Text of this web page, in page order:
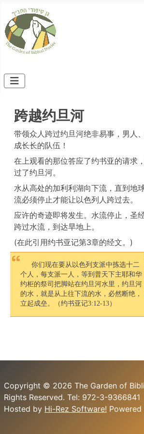
跨越约旦河
带领众人跨过约旦河绝非易事，男人
成长长的队伍！
在上观看的那位答应了约书亚的请求
过了约旦河。
水从高处的加利利湖向下流，直到地
流必须停止才能让以色列人跨过去。
应许的奇迹即将发生。水流停止，圣
跨过水流，到达旱地上。
(在此引用约书亚记第3章的经文。)
你们现在要从以色列支派中拣选十二
个人，每支派一人，等到普天下主耶和华
约柜的祭司把脚站在约旦河水里，约旦河
的水，就是从上往下流的水，必然断绝，
立起成垒。（约书亚记3:12-13）
Copyright © 2026 The Garden of
Rights Reserved. Tel: 972-3-9366841
Hosted by Hi-Rez Software! Powered